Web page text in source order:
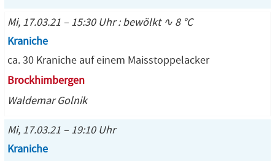
Mi, 17.03.21 – 15:30 Uhr : bewölkt ∿ 8 °C
Kraniche
ca. 30 Kraniche auf einem Maisstoppelacker
Brockhimbergen
Waldemar Golnik
Mi, 17.03.21 – 19:10 Uhr
Kraniche